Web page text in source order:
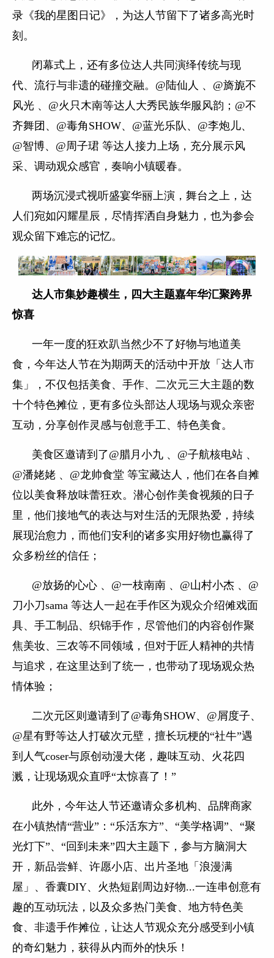
录《我的星图日记》，为达人节留下了诸多高光时
刻。
闭幕式上，还有多位达人共同演绎传统与现
代、流行与非遗的碰撞交融。@陆仙人 、@旖旎不
风光 、@火只木南等达人大秀民族华服风韵；@不
齐舞团、@毒角SHOW、@蓝光乐队、@李炮儿、
@智博、@周子珺 等达人接力上场，充分展示风
采、调动观众感官，奏响小镇暖春。
两场沉浸式视听盛宴华丽上演，舞台之上，达
人们宛如闪耀星辰，尽情挥洒自身魅力，也为参会
观众留下难忘的记忆。
达人市集妙趣横生，四大主题嘉年华汇聚跨界
惊喜
一年一度的狂欢趴当然少不了好物与地道美
食，今年达人节在为期两天的活动中开放 「达人市
集」，不仅包括美食、手作、二次元三大主题的数
十个特色摊位，更有多位头部达人现场与观众亲密
互动，分享创作灵感与创意手工、特色美食。
美食区邀请到了@腊月小九 、@子航核电站 、
@潘姥姥 、@龙帅食堂 等宝藏达人，他们在各自摊
位以美食释放味蕾狂欢。潜心创作美食视频的日子
里，他们接地气的表达与对生活的无限热爱，持续
展现治愈力，而他们安利的诸多实用好物也赢得了
众多粉丝的信任；
@放扬的心心 、@一枝南南 、@山村小杰 、@
刀小刀sama 等达人一起在手作区为观众介绍傩戏面
具、手工制品、织锦手作，尽管他们的内容创作聚
焦美妆、三农等不同领域，但对于匠人精神的共情
与追求，在这里达到了统一，也带动了现场观众热
情体验；
二次元区则邀请到了@毒角SHOW、@屑度子、
@星有野等达人打破次元壁，擅长玩梗的“社牛”遇
到人气coser与原创动漫大佬，趣味互动、火花四
溅，让现场观众直呼“太惊喜了！”
此外，今年达人节还邀请众多机构、品牌商家
在小镇热情“营业”：“乐活东方”、“美学格调”、“聚
光灯下”、“回到未来”四大主题下，参与方脑洞大
开，新品尝鲜、许愿小店、出片圣地「浪漫满
屋」、香囊DIY、火热短剧周边好物...一连串创意有
趣的互动玩法，以及众多热门美食、地方特色美
食、非遗手作摊位，让达人节观众充分感受到小镇
的奇幻魅力，获得从内而外的快乐！